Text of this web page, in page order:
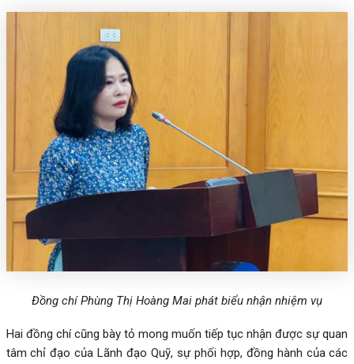
Đồng chí Phùng Thị Hoàng Mai phát biểu nhận nhiệm vụ
Hai đồng chí cũng bày tỏ mong muốn tiếp tục nhận được sự quan
tâm chỉ đạo của Lãnh đạo Quỹ, sự phối hợp, đồng hành của các